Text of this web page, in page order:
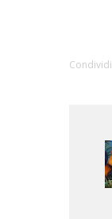
Condividi